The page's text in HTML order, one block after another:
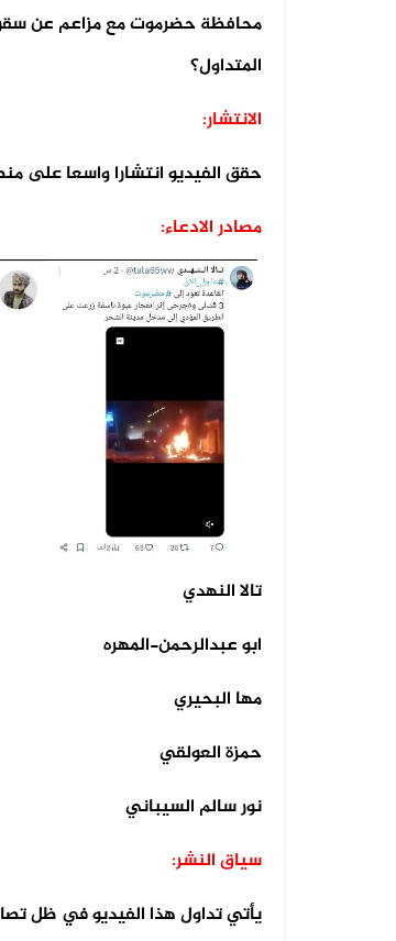
محافظة حضرموت مع مزاعم عن
المتداول؟
الانتشار:
حقق الفيديو انتشارا واسعا على
مصادر الادعاء:
تالا النهدي
ابو عبدالرحمن-المهره
مها البحيري
حمزة العولقي
نور سالم السيباني
سياق النشر:
يأتي تداول هذا الفيديو في ظل
08 أغسطس 2026
الفيديو المتداول يعود إلى
07 أغسطس 2026
الخبر والتصميم مفبركان
الفيديوهان المتداولان
الفيديو المتداول لحرائق
فيديو لقصف صاروخي حوثي
صعد...